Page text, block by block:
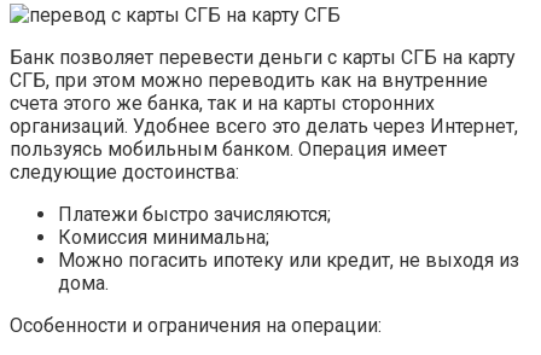
Банк позволяет перевести деньги с карты СГБ на карту
СГБ, при этом можно переводить как на внутренние
счета этого же банка, так и на карты сторонних
организаций. Удобнее всего это делать через Интернет,
пользуясь мобильным банком. Операция имеет
следующие достоинства:
Платежи быстро зачисляются;
Комиссия минимальна;
Можно погасить ипотеку или кредит, не выходя из
дома.
Особенности и ограничения на операции: